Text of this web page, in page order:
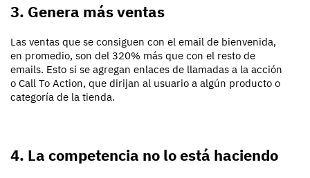
3. Genera más ventas
Las ventas que se consiguen con el email de bienvenida,
en promedio, son del 320% más que con el resto de
emails. Esto si se agregan enlaces de llamadas a la acción
o Call To Action, que dirijan al usuario a algún producto o
categoría de la tienda.
4. La competencia no lo está haciendo